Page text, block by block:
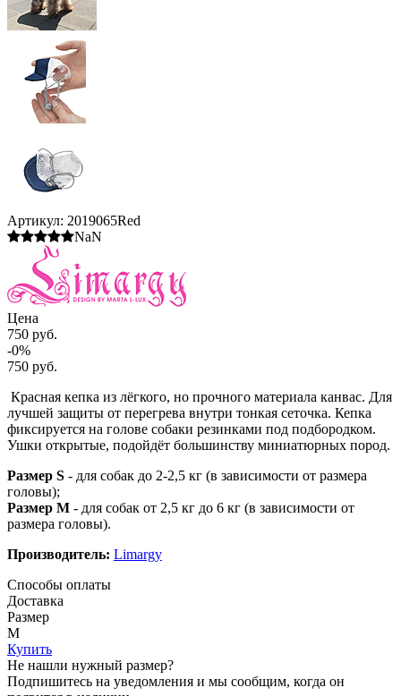
Артикул: 2019065Red
NaN
Цена
750 руб.
-0%
750 руб.
Красная кепка из лёгкого, но прочного материала канвас. Для
лучшей защиты от перегрева внутри тонкая сеточка. Кепка
фиксируется на голове собаки резинками под подбородком.
Ушки открытые, подойдёт большинству миниатюрных пород.
Размер S - для собак до 2-2,5 кг (в зависимости от размера
головы);
Размер M - для собак от 2,5 кг до 6 кг (в зависимости от
размера головы).
Производитель: Limargy
Способы оплаты
Доставка
Размер
M
Купить
Не нашли нужный размер?
Подпишитесь на уведомления и мы сообщим, когда он